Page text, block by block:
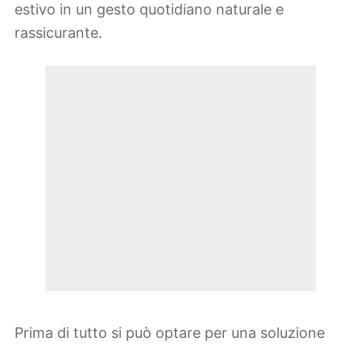
estivo in un gesto quotidiano naturale e
rassicurante.
Prima di tutto si può optare per una soluzione